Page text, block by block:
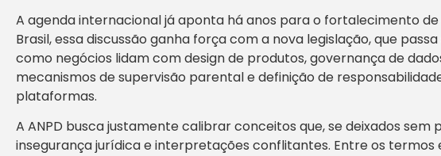
A agenda internacional já aponta há anos para o fortalecimento de
Brasil, essa discussão ganha força com a nova legislação, que
como negócios lidam com design de produtos, governança de
mecanismos de supervisão parental e definição de
plataformas.
A ANPD busca justamente calibrar conceitos que, se deixados
insegurança jurídica e interpretações conflitantes. Entre os termos